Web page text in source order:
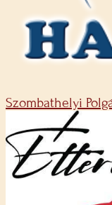
Szombathelyi